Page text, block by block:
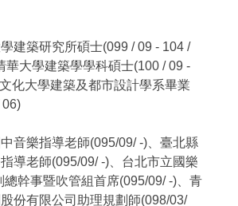
建築研究所碩士(099 / 09 - 104 /
華大學建築學學科碩士(100 / 09 -
化大學建築及都市設計學系畢業
06)
音樂指導老師(095/09/ -)、臺北縣
導老師(095/09/ -)、台北市立國樂
總幹事暨吹管組首席(095/09/ -)、青
份有限公司助理規劃師(098/03/